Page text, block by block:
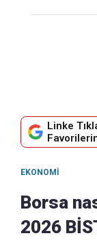
Linke
EKONOMI
Borsa
2026